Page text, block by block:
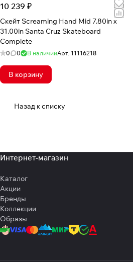
10 239 ₽
Скейт Screaming Hand Mid 7.80in x
31.00in Santa Cruz Skateboard
Complete
0 0 В наличииАрт. 11116218
В корзину
Назад к списку
Интернет-магазин
Каталог
Акции
Бренды
Коллекции
Образы